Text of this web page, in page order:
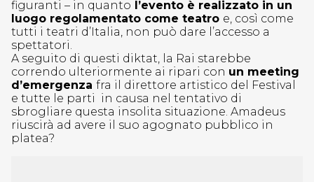
figuranti – in quanto l’evento è realizzato in un
luogo regolamentato come teatro e, così come
tutti i teatri d’Italia, non può dare l’accesso a
spettatori.
A seguito di questi diktat, la Rai starebbe
correndo ulteriormente ai ripari con un meeting
d’emergenza fra il direttore artistico del Festival
e tutte le parti in causa nel tentativo di
sbrogliare questa insolita situazione. Amadeus
riuscirà ad avere il suo agognato pubblico in
platea?